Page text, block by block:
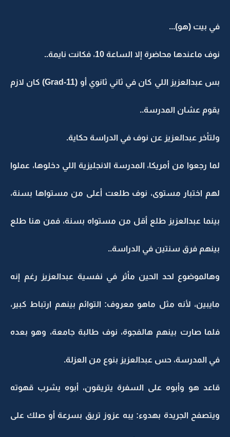
في بيت (هو)...
نوف ماعندها محاضرة إلا الساعة 10، فكانت نايمة..
بس عبدالعزيز اللي كان في ثاني ثانوي أو (Grad-11) كان لازم
يقوم عشان المدرسة..
ولتأخر عبدالعزيز عن نوف في الدراسة حكاية.
لما رجعوا من أمريكا، المدرسة الانجليزية اللي دخلوها، عملوا
لهم اختبار مستوى، نوف طلعت أعلى من مستواها بسنة،
بينما عبدالعزيز طلع أقل من مستواه بسنة، فمن هنا طلع
بينهم فرق سنتين في الدراسة..
وهالموضوع لحد الحين مأثر في نفسية عبدالعزيز رغم إنه
مايبين، لأنه مثل ماهو معروف: التوائم بينهم ارتباط كبير،
فلما صارت بينهم هالفجوة، نوف طالبة جامعة، وهو بعده
في المدرسة، حس عبدالعزيز بنوع من العزلة.
قاعد هو وأبوه على السفرة يتريقون، أبوه يشرب قهوته
ويتصفح الجريدة بهدوء: يبه عزوز تريق بسرعة أو صلك على